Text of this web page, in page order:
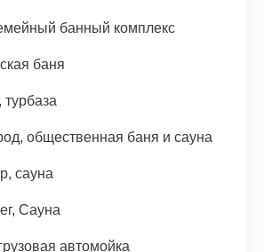
банный комплекс
баня
общественная баня и сауна
сауна
Сауна
автомойка